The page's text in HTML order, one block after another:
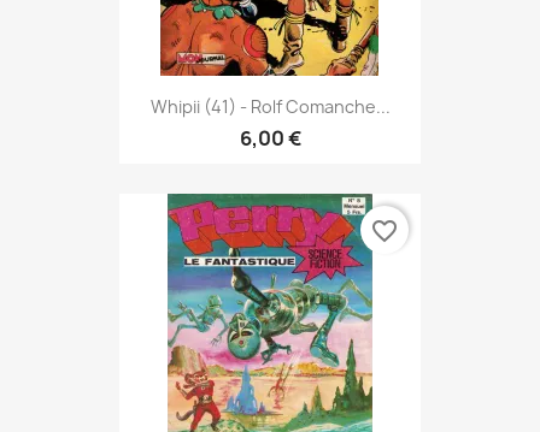
Whipii (41) - Rolf Comanche...
6,00 €
favorite_border